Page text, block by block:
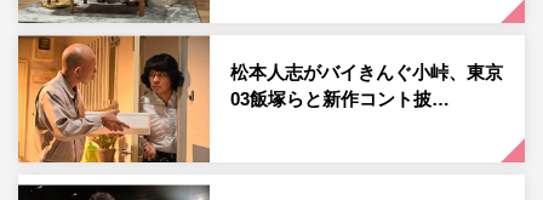
片桐と共に『キングオブコント』に挑戦できる1組を決め
るため、片桐と共に『エレ片のケツビ！』のパーソナリテ
ィを務めるエレキコミック・やついいちろうが開催する無
料オンラインフェスティバル「YATSUI FESTIVAL！
2021」で相方候補10組が片桐とネタを披露し、最もウケ
が良かった1組が片桐と『キングオブコント』に挑戦す
松本人志がバイきんぐ小峠、東京
03飯塚らと新作コント披…